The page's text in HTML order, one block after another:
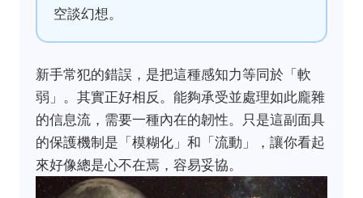
空談幻想。
新手常犯的錯誤，是把這種感知力等同於「軟
弱」。其實正好相反。能夠承受並處理如此龐雜
的信息流，需要一種內在的韌性。只是這副面具
的保護機制是「模糊化」和「流動」，讓你看起
來好像總是心不在焉，容易妥協。